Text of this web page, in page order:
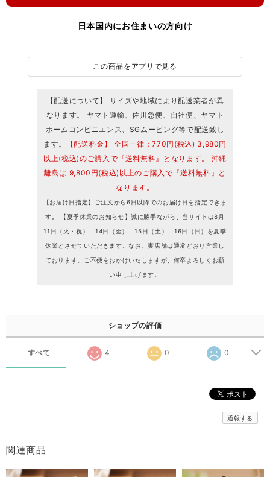
日本国内にお住まいの方向け
この商品をアプリで見る
【配送について】 サイズや地域により配送業者が異
なります。 ヤマト運輸、佐川急便、自社便、ヤマト
ホームコンビニエンス、SGムービング等で配送致し
ます。
【配送料金】 全国一律：770円(税込) 3,980円
以上(税込)のご購入で『送料無料』となります。 沖縄
離島は 9,800円(税込)以上のご購入で『送料無料』と
なります。
【お届け日指定】ご注文から6日以降でのお届け日を指定できま
す。 【夏季休業のお知らせ】誠に勝手ながら、当サイトは8月
11日（火・祝）、14日（金）、15日（土）、16日（日）を夏季
休業とさせていただきます。なお、実店舗は通常どおり営業し
ております。ご不便をおかけいたしますが、何卒よろしくお願
い申し上げます。
ショップの評価
すべて 4 0 0
通報する
関連商品